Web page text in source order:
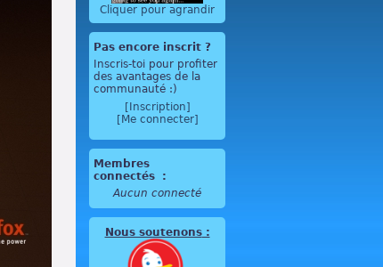
Cliquer pour agrandir
Pas encore inscrit ?
Inscris-toi pour profiter
des avantages de la
communauté :)
[Inscription]
[Me connecter]
Membres
connectés
:
Aucun connecté
Nous soutenons: